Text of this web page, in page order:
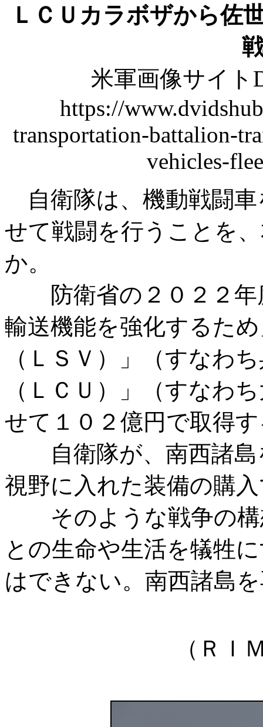
ＬＣＵカラボザから佐
米軍画像サイト
https://
transportation-battalion-
vehicles-
自衛隊は、機動戦闘車
せて戦闘を行うことを
か。
防衛省の２０２２年
輸送機能を強化するた
（ＬＳＶ）」（すなわ
（ＬＣＵ）」（すなわ
せて１０２億円で取得
自衛隊が、南西諸島
視野に入れた装備の購
そのような戦争の構
との生命や生活を犠牲
はできない。南西諸島
（Ｒ